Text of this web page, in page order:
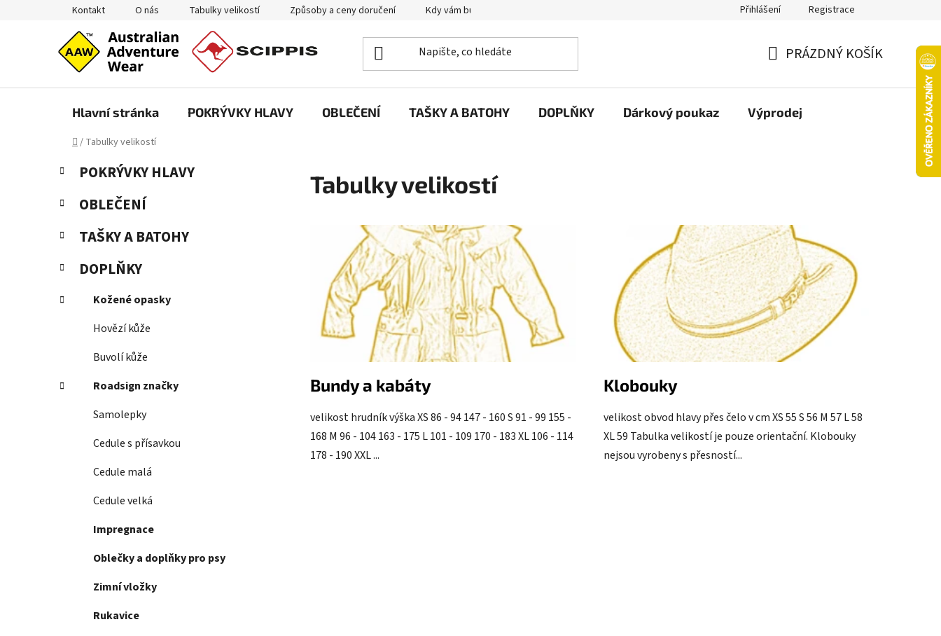
Kontakt O nás Tabulky velikostí Způsoby a ceny doručení Kdy vám bude zboží doručené? Výměna zboží nebo vrácení ve 14denní lhůtě Platba objednávky kartou
Přihlášení Registrace
KOŠÍK
PRÁZDNÝ KOŠÍK
Hlavní stránka POKRÝVKY HLAVY OBLEČENÍ TAŠKY A BATOHY DOPLŇKY Dárkový poukaz Výprodej
Domů
/ Tabulky velikostí
P
s
r
n
n
e
Přeskočit
kategorie
K
a
e
o
i
POKRÝVKY HLAVY
OBLEČENÍ
TAŠKY A BATOHY
DOPLŇKY
Kožené opasky
Hovězí kůže
Buvolí kůže
Roadsign značky
Samolepky
Cedule s přísavkou
Cedule malá
Cedule velká
Impregnace
Oblečky a doplňky pro psy
Zimní vložky
Rukavice
Tabulky velikostí
k
Bundy a kabáty
velikost hrudník výška XS 86 - 94 147 - 160 S 91 - 99 155 -
168 M 96 - 104 163 - 175 L 101 - 109 170 - 183 XL 106 - 114
178 - 190 XXL ...
Klobouky
velikost obvod hlavy přes čelo v cm XS 55 S 56 M 57 L 58
XL 59 Tabulka velikostí je pouze orientační. Klobouky
nejsou vyrobeny s přesností...